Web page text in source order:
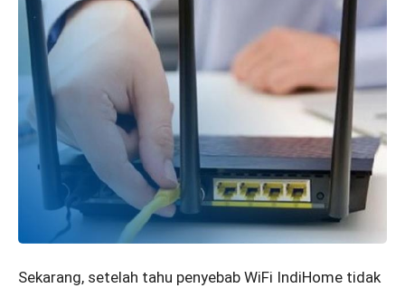
Sekarang, setelah tahu penyebab WiFi IndiHome tidak